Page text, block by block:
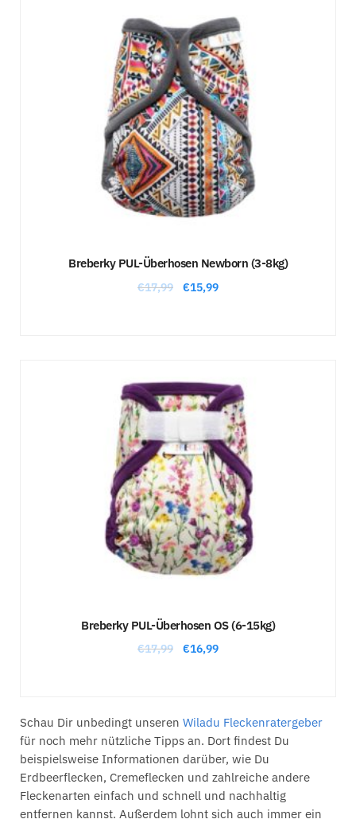
Breberky PUL-Überhosen Newborn (3-8kg)
€17,99 €15,99
Breberky PUL-Überhosen OS (6-15kg)
€17,99 €16,99
Schau Dir unbedingt unseren Wiladu Fleckenratergeber
für noch mehr nützliche Tipps an. Dort findest Du
beispielsweise Informationen darüber, wie Du
Erdbeerflecken, Cremeflecken und zahlreiche andere
Fleckenarten einfach und schnell und nachhaltig
entfernen kannst. Außerdem lohnt sich auch immer ein